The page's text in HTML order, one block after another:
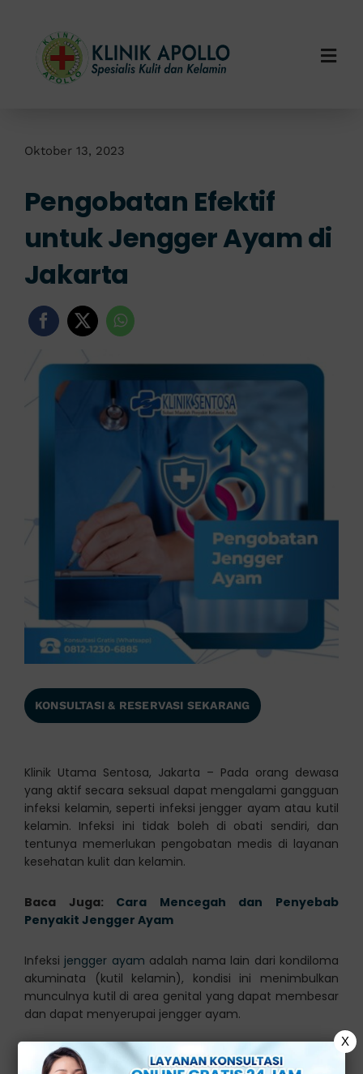
content
Layanan Kami
Info Klinik
Oktober 13, 2023
Pengobatan Efektif
untuk Jengger Ayam di
Jakarta
KONSULTASI & RESERVASI SEKARANG
Klinik Utama Sentosa, Jakarta – Pada orang dewasa
yang aktif secara seksual dapat mengalami gangguan
infeksi kelamin, seperti infeksi jengger ayam atau kutil
kelamin. Infeksi ini tidak boleh di obati sendiri, dan
tentunya memerlukan pengobatan medis di layanan
kesehatan kulit dan kelamin.
Baca Juga: Cara Mencegah dan Penyebab
Penyakit Jengger Ayam
Infeksi jengger ayam adalah nama lain dari kondiloma
akuminata (kutil kelamin), kondisi ini menimbulkan
munculnya kutil di area genital yang dapat membesar
dan dapat menyerupai jengger ayam.
Apakah Jengger Ayam
X